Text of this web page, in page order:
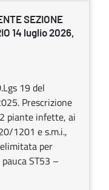
SEZIONE
14 luglio 2026,
19 del
Prescrizione
piante infette, ai
1201 e s.m.i.,
per
ST53 –